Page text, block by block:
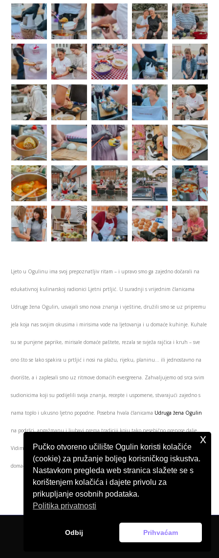
Ljeto u Ogulinu ima svoj prepoznatljiv ritam – i upravo smo ga zajedno dočarali na
edukativnoj kulinarskoj radionici Ljetni prtljić. U suradnji s vrijednim članicama
Udruge žena Ogulin, usvajali smo nova znanja i vještine, družili smo se uz pripremu
jela koja nas svojim okusima i mirisima vode na ljetovanja i u domaće kuhinje. Kuhale
su se punjene paprike, mirisale domaće paštete, rezala se svježa rajčica i kruh – sve
ono što se lako spakira u prtljić i nosi na plažu, rijeku, planinu… ili jednostavno na
dvorište, a i zaplesali smo uz ritmove domaćih evergreena. Zahvaljujemo od srca svim
sudionicima koji su podijelili svoja znanja, recepte i uspomene, stvarajući zajedno s
nama toplo i ukusno ljetno popodne. Posebna hvala članicama Udruga žena Ogulin
na podršci, angažmanu i ljubavi prema tradiciji koju tako nesebično prenose dalje.
Vidimo se i na sljedećim radionicama, a do tada, nek’ vam prtljić bude pun pravih
domaćih okusa ljeta!
© Pučko otvoreno učilište Ogulin, 2026.
Pučko otvoreno učilište Ogulin koristi kolačiće
(cookie) za pružanje boljeg korisničkog iskustva.
Nastavkom pregleda web stranica slažete se s
korištenjem kolačića i dajete privolu za
prikupljanje osobnih podataka.
Politika privatnosti
Odbij Prihvaćam
x